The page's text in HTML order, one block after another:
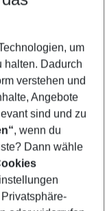
um
halten. Dadurch
verstehen und
Angebote
sind und zu
, wenn du
Dann wähle